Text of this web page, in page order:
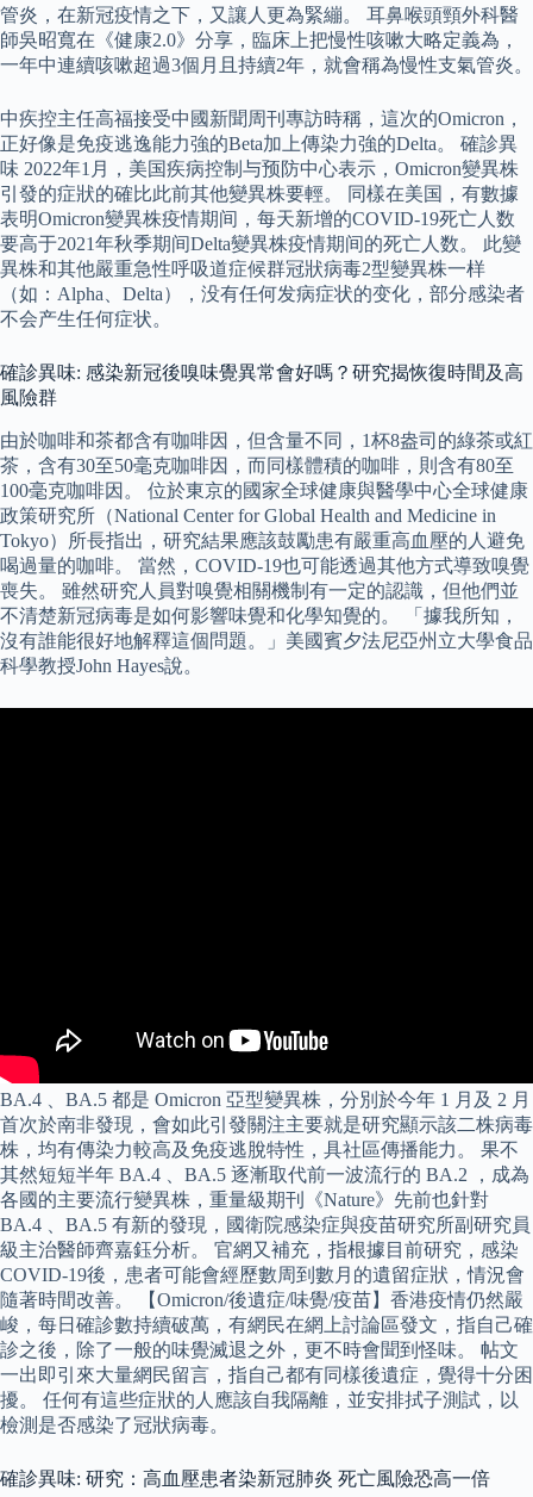
管炎，在新冠疫情之下，又讓人更為緊繃。 耳鼻喉頭頸外科醫
師吳昭寬在《健康2.0》分享，臨床上把慢性咳嗽大略定義為，
一年中連續咳嗽超過3個月且持續2年，就會稱為慢性支氣管炎。
中疾控主任高福接受中國新聞周刊專訪時稱，這次的Omicron，
正好像是免疫逃逸能力強的Beta加上傳染力強的Delta。 確診異
味 2022年1月，美国疾病控制与预防中心表示，Omicron變異株
引發的症狀的確比此前其他變異株要輕。 同樣在美国，有數據
表明Omicron變異株疫情期间，每天新增的COVID-19死亡人数
要高于2021年秋季期间Delta變異株疫情期间的死亡人数。 此變
異株和其他嚴重急性呼吸道症候群冠狀病毒2型變異株一样
（如：Alpha、Delta），没有任何发病症状的变化，部分感染者
不会产生任何症状。
確診異味: 感染新冠後嗅味覺異常會好嗎？研究揭恢復時間及高
風險群
由於咖啡和茶都含有咖啡因，但含量不同，1杯8盎司的綠茶或紅
茶，含有30至50毫克咖啡因，而同樣體積的咖啡，則含有80至
100毫克咖啡因。 位於東京的國家全球健康與醫學中心全球健康
政策研究所（National Center for Global Health and Medicine in
Tokyo）所長指出，研究結果應該鼓勵患有嚴重高血壓的人避免
喝過量的咖啡。 當然，COVID-19也可能透過其他方式導致嗅覺
喪失。 雖然研究人員對嗅覺相關機制有一定的認識，但他們並
不清楚新冠病毒是如何影響味覺和化學知覺的。 「據我所知，
沒有誰能很好地解釋這個問題。」美國賓夕法尼亞州立大學食品
科學教授John Hayes說。
BA.4 、BA.5 都是 Omicron 亞型變異株，分別於今年 1 月及 2 月
首次於南非發現，會如此引發關注主要就是研究顯示該二株病毒
株，均有傳染力較高及免疫逃脫特性，具社區傳播能力。 果不
其然短短半年 BA.4 、BA.5 逐漸取代前一波流行的 BA.2 ，成為
各國的主要流行變異株，重量級期刊《Nature》先前也針對
BA.4 、BA.5 有新的發現，國衛院感染症與疫苗研究所副研究員
級主治醫師齊嘉鈺分析。 官網又補充，指根據目前研究，感染
COVID-19後，患者可能會經歷數周到數月的遺留症狀，情況會
隨著時間改善。 【Omicron/後遺症/味覺/疫苗】香港疫情仍然嚴
峻，每日確診數持續破萬，有網民在網上討論區發文，指自己確
診之後，除了一般的味覺滅退之外，更不時會聞到怪味。 帖文
一出即引來大量網民留言，指自己都有同樣後遺症，覺得十分困
擾。 任何有這些症狀的人應該自我隔離，並安排拭子測試，以
檢測是否感染了冠狀病毒。
確診異味: 研究：高血壓患者染新冠肺炎 死亡風險恐高一倍